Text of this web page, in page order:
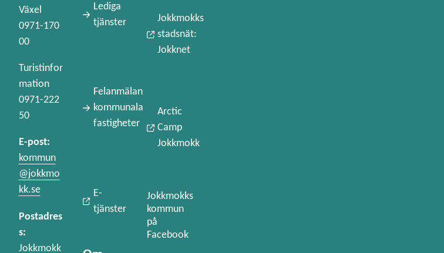
Växel
0971-170
00
Turistinfor
mation
0971-222
50
E-post:
kommun
@jokkmo
kk.se
Postadres
s:
Jokkmokk
Lediga
tjänster
Felanmälan
kommunala
fastigheter
E-
tjänster
Jokkmokks
stadsnät:
Jokknet
Arctic
Camp
Jokkmokk
Jokkmokks
kommun
på
Facebook